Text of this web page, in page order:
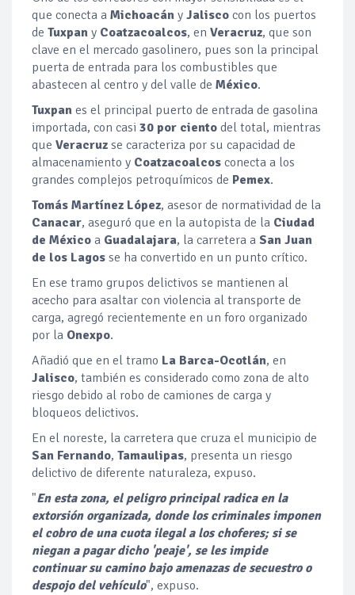
que conecta a Michoacán y Jalisco con los puertos
de Tuxpan y Coatzacoalcos, en Veracruz, que son
clave en el mercado gasolinero, pues son la principal
puerta de entrada para los combustibles que
abastecen al centro y del valle de México.
Tuxpan es el principal puerto de entrada de gasolina
importada, con casi 30 por ciento del total, mientras
que Veracruz se caracteriza por su capacidad de
almacenamiento y Coatzacoalcos conecta a los
grandes complejos petroquímicos de Pemex.
Tomás Martínez López, asesor de normatividad de la
Canacar, aseguró que en la autopista de la Ciudad
de México a Guadalajara, la carretera a San Juan
de los Lagos se ha convertido en un punto crítico.
En ese tramo grupos delictivos se mantienen al
acecho para asaltar con violencia al transporte de
carga, agregó recientemente en un foro organizado
por la Onexpo.
Añadió que en el tramo La Barca-Ocotlán, en
Jalisco, también es considerado como zona de alto
riesgo debido al robo de camiones de carga y
bloqueos delictivos.
En el noreste, la carretera que cruza el municipio de
San Fernando, Tamaulipas, presenta un riesgo
delictivo de diferente naturaleza, expuso.
"En esta zona, el peligro principal radica en la
extorsión organizada, donde los criminales imponen
el cobro de una cuota ilegal a los choferes; si se
niegan a pagar dicho 'peaje', se les impide
continuar su camino bajo amenazas de secuestro o
despojo del vehículo", expuso.